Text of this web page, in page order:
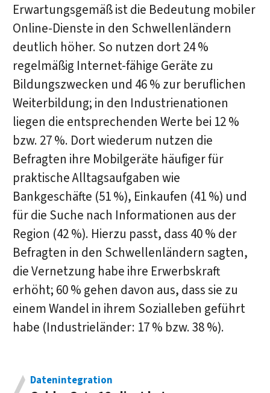
Erwartungsgemäß ist die Bedeutung mobiler
Online-Dienste in den Schwellenländern
deutlich höher. So nutzen dort 24 %
regelmäßig Internet-fähige Geräte zu
Bildungszwecken und 46 % zur beruflichen
Weiterbildung; in den Industrienationen
liegen die entsprechenden Werte bei 12 %
bzw. 27 %. Dort wiederum nutzen die
Befragten ihre Mobilgeräte häufiger für
praktische Alltagsaufgaben wie
Bankgeschäfte (51 %), Einkaufen (41 %) und
für die Suche nach Informationen aus der
Region (42 %). Hierzu passt, dass 40 % der
Befragten in den Schwellenländern sagten,
die Vernetzung habe ihre Erwerbskraft
erhöht; 60 % gehen davon aus, dass sie zu
einem Wandel in ihrem Sozialleben geführt
habe (Industrieländer: 17 % bzw. 38 %).
Datenintegration